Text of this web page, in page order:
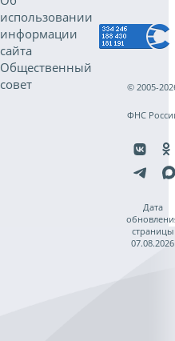
использовании
информации
сайта
Общественный
совет
© 2005-
ФНС
Дата
страницы
07.08.2026